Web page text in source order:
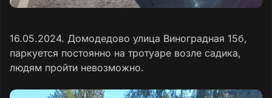
16.05.2024. Домодедово улица Виноградная 15б,
паркуется постоянно на тротуаре возле садика,
людям пройти невозможно.